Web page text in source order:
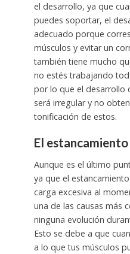
el desarrollo, ya que
puedes soportar, el
adecuado porque
músculos y evitar un
también tiene mucho
no estés trabajando
por lo que el desarrollo
será irregular y no
tonificación de estos.
El estancamiento
Aunque es el último
ya que el
carga excesiva al
una de las causas más
ninguna evolución
Esto se debe a que
a lo que tus músculos